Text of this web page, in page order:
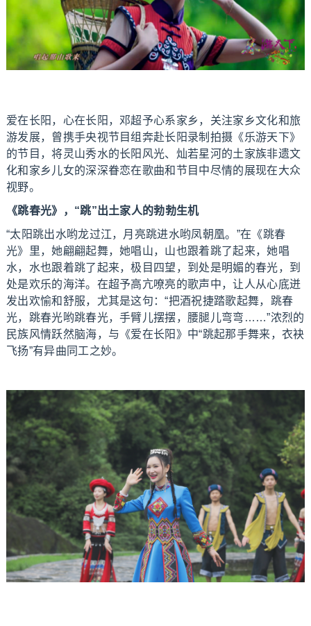
爱在长阳，心在长阳，邓超予心系家乡，关注家乡文化和旅
游发展，曾携手央视节目组奔赴长阳录制拍摄《乐游天下》
的节目，将灵山秀水的长阳风光、灿若星河的土家族非遗文
化和家乡儿女的深深眷恋在歌曲和节目中尽情的展现在大众
视野。
《跳春光》，“跳”出土家人的勃勃生机
“太阳跳出水哟龙过江，月亮跳进水哟凤朝凰。”在《跳春
光》里，她翩翩起舞，她唱山，山也跟着跳了起来，她唱
水，水也跟着跳了起来，极目四望，到处是明媚的春光，到
处是欢乐的海洋。在超予高亢嘹亮的歌声中，让人从心底迸
发出欢愉和舒服，尤其是这句：“把酒祝捷踏歌起舞，跳春
光，跳春光哟跳春光，手臂儿摆摆，腰腿儿弯弯……”浓烈的
民族风情跃然脑海，与《爱在长阳》中“跳起那手舞来，衣袂
飞扬”有异曲同工之妙。